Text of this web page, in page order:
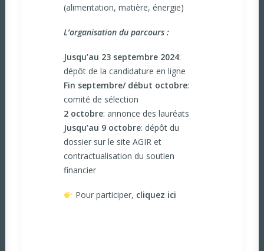
(alimentation, matière, énergie)
L’organisation du parcours :
Jusqu’au 23 septembre 2024:
dépôt de la candidature en ligne
Fin septembre/ début octobre:
comité de sélection
2 octobre: annonce des lauréats
Jusqu’au 9 octobre: dépôt du
dossier sur le site AGIR et
contractualisation du soutien
financier
Pour participer, cliquez ici